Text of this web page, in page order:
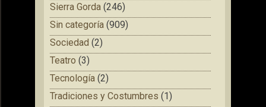
Sierra Gorda (246)
Sin categoría (909)
Sociedad (2)
Teatro (3)
Tecnología (2)
Tradiciones y Costumbres (1)